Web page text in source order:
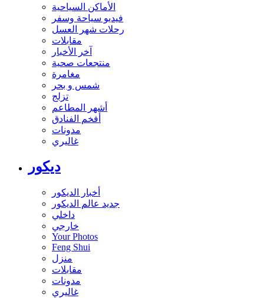
الأماكن السياحية
فيديو سياحة وسفر
رحلات شهر العسل
مقابلات
آخر الأخبار
منتجعات صحية
مغامرة
شمس و بحر
تزلج
أشهر المطاعم
أفخم الفنادق
مدونات
غاليري
ديكور
أخبار الديكور
جديد عالم الديكور
داخلي
خارجي
Your Photos
Feng Shui
منزل
مقابلات
مدونات
غاليري